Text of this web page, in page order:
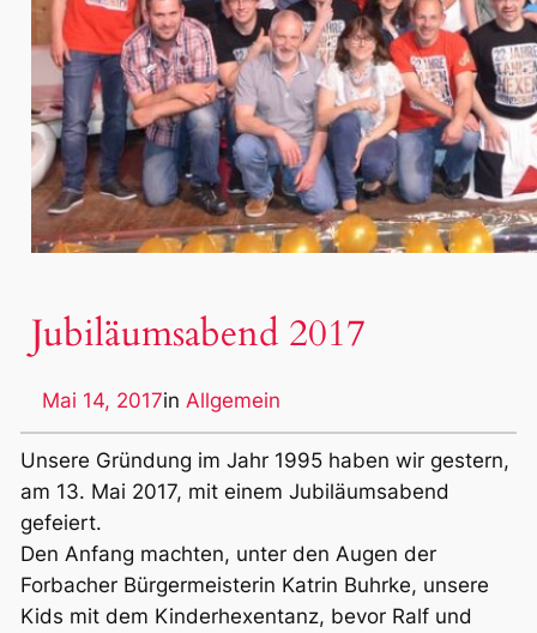
Jubiläumsabend 2017
Mai 14, 2017in Allgemein
Unsere Gründung im Jahr 1995 haben wir gestern,
am 13. Mai 2017, mit einem Jubiläumsabend
gefeiert.
Den Anfang machten, unter den Augen der
Forbacher Bürgermeisterin Katrin Buhrke, unsere
Kids mit dem Kinderhexentanz, bevor Ralf und